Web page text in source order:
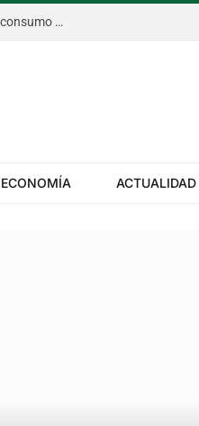
La citricultura de Entre Ríos, en jaque: precios bajos, menor consumo y costos en alza
ECONOMÍA ACTUALIDAD